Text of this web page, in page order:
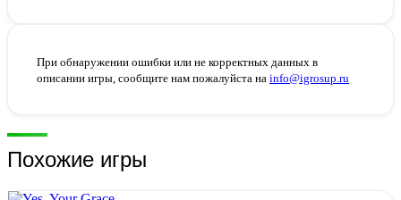
При обнаружении ошибки или не корректных данных в
описании игры, сообщите нам пожалуйста на info@igrosup.ru
Похожие игры